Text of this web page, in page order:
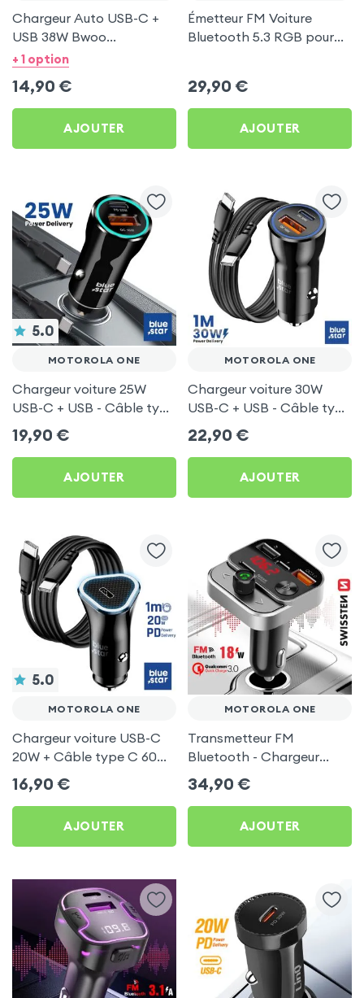
Chargeur Auto USB-C +
USB 38W Bwoo
Transparent pour
+ 1 option
14,90 €
AJOUTER
Émetteur FM Voiture
Bluetooth 5.3 RGB pour
29,90 €
AJOUTER
5.0
MOTOROLA ONE
Chargeur voiture 25W
USB-C + USB - Câble type
C 60W Blue Star pour
Motorola One
19,90 €
AJOUTER
MOTOROLA ONE
Chargeur voiture 30W
USB-C + USB - Câble type
C 60W Blue Star pour
Motorola One
22,90 €
AJOUTER
5.0
MOTOROLA ONE
Chargeur voiture USB-C
20W + Câble type C 60W
Blue Star pour Motorola
One
16,90 €
AJOUTER
MOTOROLA ONE
Transmetteur FM
Bluetooth - Chargeur
Voiture USB C + USB -
Swissten
34,90 €
AJOUTER